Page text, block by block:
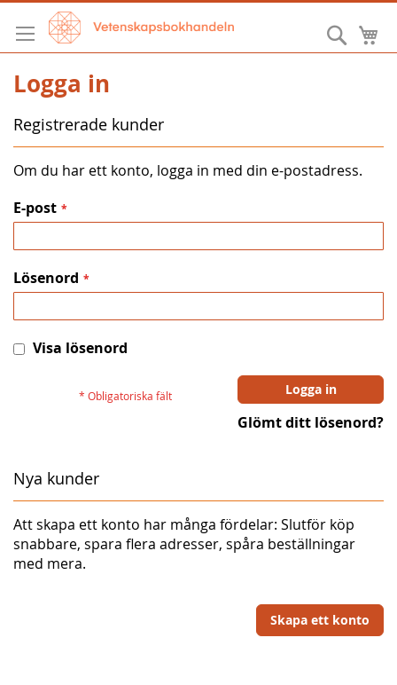
Hoppa
till
innehållet
Sök
Logga in
Registrerade kunder
Om du har ett konto, logga in med din e-postadress.
E-post
Lösenord
Visa lösenord
Logga in
Glömt ditt lösenord?
Nya kunder
Att skapa ett konto har många fördelar: Slutför köp
snabbare, spara flera adresser, spåra beställningar
med mera.
Skapa ett konto